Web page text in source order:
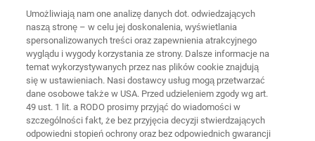
Strona
główna Kontakt Nota prawna
Ochrona
danych
Ogólne
warunki
handlowe
Polityka
cookie Logowanie
Umożliwiają nam one analizę danych dot. odwiedzających
naszą stronę – w celu jej doskonalenia, wyświetlania
spersonalizowanych treści oraz zapewnienia atrakcyjnego
wyglądu i wygody korzystania ze strony. Dalsze informacje na
temat wykorzystywanych przez nas plików cookie znajdują
się w ustawieniach. Nasi dostawcy usług mogą przetwarzać
dane osobowe także w USA. Przed udzieleniem zgody wg art.
49 ust. 1 lit. a RODO prosimy przyjąć do wiadomości w
szczególności fakt, że bez przyjęcia decyzji stwierdzających
odpowiedni stopień ochrony oraz bez odpowiednich gwarancji